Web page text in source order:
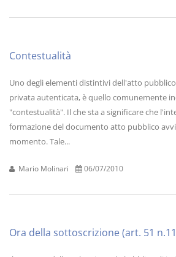
Contestualità
Uno degli elementi distintivi dell'atto
privata autenticata, è quello comunemente
"contestualità". Il che sta a significare che
formazione del documento atto pubblico
momento. Tale...
Mario Molinari 06/07/2010
Ora della sottoscrizione (art. 51